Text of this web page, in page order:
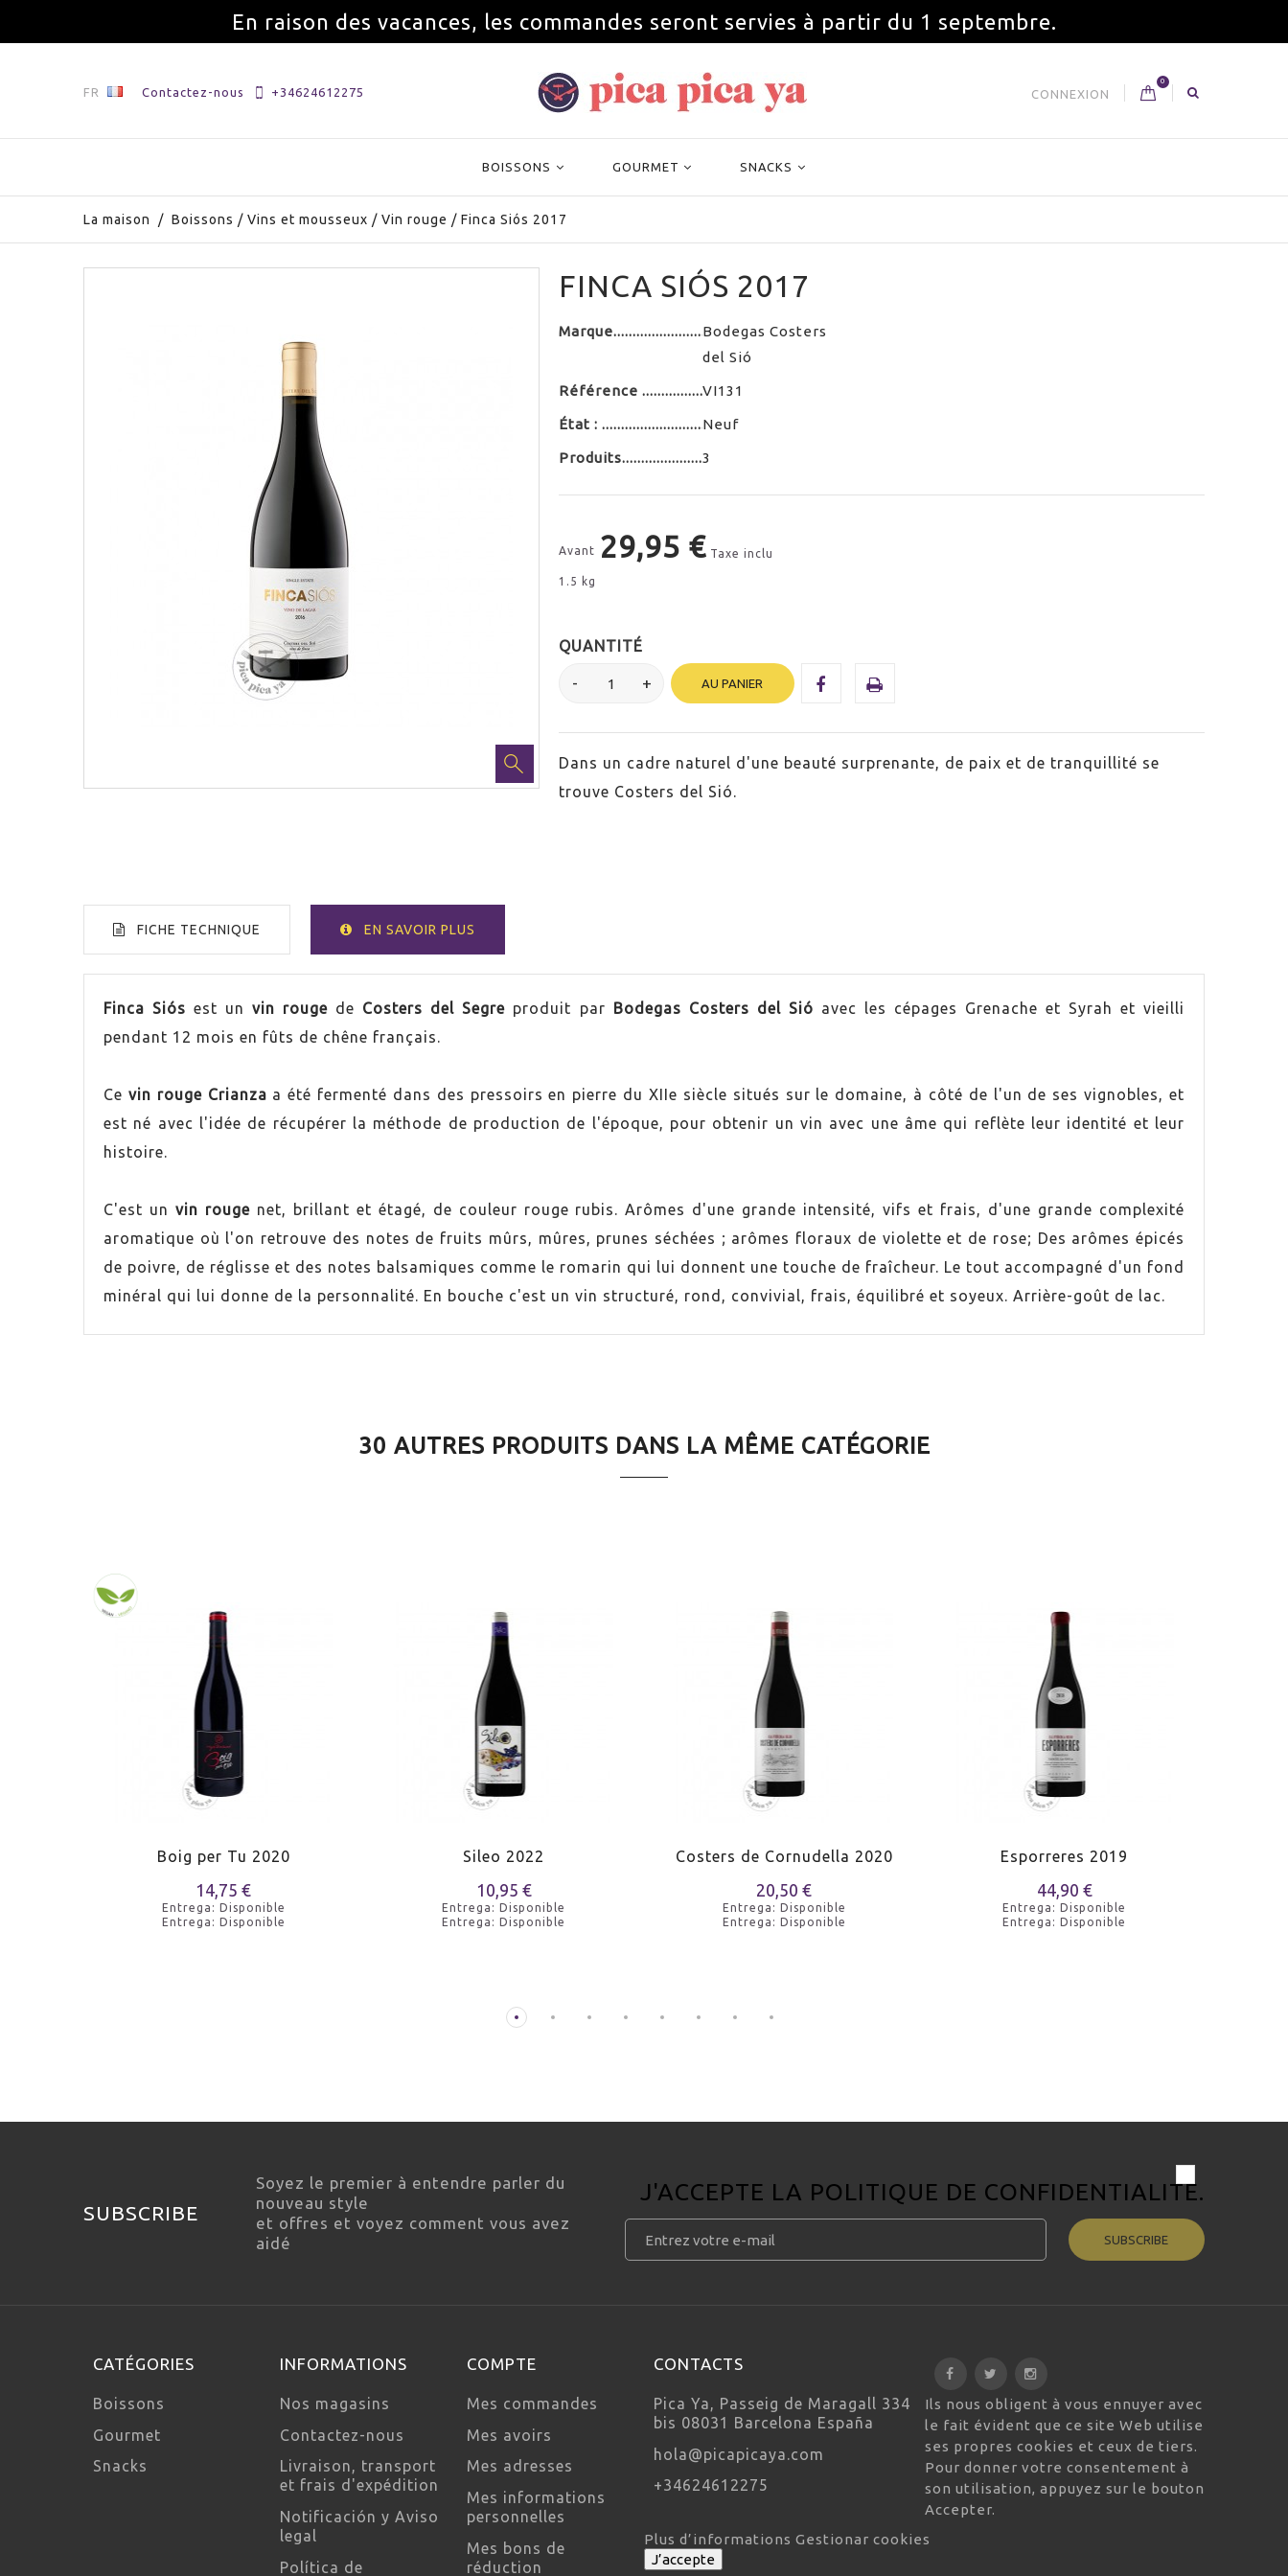
En raison des vacances, les commandes seront servies à partir du 1 septembre.
FR Contactez-nous +34624612275
0
CONNEXION
BOISSONS GOURMET SNACKS
La maison / Boissons / Vins et mousseux / Vin rouge / Finca Siós 2017
FINCA SIÓS 2017
Marque
Bodegas Costers
del Sió
Référence VI131
État : Neuf
Produits 3
Avant 29,95 € Taxe inclu
1.5 kg
QUANTITÉ
AU PANIER
Dans un cadre naturel d'une beauté surprenante, de paix et de tranquillité se
trouve Costers del Sió.
FICHE TECHNIQUE EN SAVOIR PLUS
VOLUMEN 75cl
GRADUACIÓN 14,0%
UVA
AÑADA 2017
ORIGEN Costers del Segre
PEÑIN
Finca Siós est unvin rouge de Costers del Segre produit par Bodegas Costers del Sió avec les cépages Grenache et Syrah et vieilli
pendant 12 mois en fûts de chêne français.
Ce vin rouge Crianza a été fermenté dans des pressoirs en pierre du XIIe siècle situés sur le domaine, à côté de l'un de ses vignobles, et
est né avec l'idée de récupérer la méthode de production de l'époque, pour obtenir un vin avec une âme qui reflète leur identité et leur
histoire.
C'est un vin rougenet, brillant et étagé, de couleur rouge rubis. Arômes d'une grande intensité, vifs et frais, d'une grande complexité
aromatique où l'on retrouve des notes de fruits mûrs, mûres, prunes séchées ; arômes floraux de violette et de rose; Des arômes épicés
de poivre, de réglisse et des notes balsamiques comme le romarin qui lui donnent une touche de fraîcheur. Le tout accompagné d'un fond
minéral qui lui donne de la personnalité. En bouche c'est un vin structuré, rond, convivial, frais, équilibré et soyeux. Arrière-goût de lac.
30 AUTRES PRODUITS DANS LA MÊME CATÉGORIE
Boig per Tu 2020
14,75 €
Entrega: Disponible
Entrega: Disponible
Sileo 2022
10,95 €
Entrega: Disponible
Entrega: Disponible
Costers de Cornudella 2020
20,50 €
Entrega: Disponible
Entrega: Disponible
Esporreres 2019
44,90 €
Entrega: Disponible
Entrega: Disponible
SUBSCRIBE
Soyez le premier à entendre parler du
nouveau style
et offres et voyez comment vous avez
aidé
J'ACCEPTE LA POLITIQUE DE CONFIDENTIALITÉ.
SUBSCRIBE
CATÉGORIES
Boissons
Gourmet
Snacks
INFORMATIONS
Nos magasins
Contactez-nous
Livraison, transport
et frais d'expédition
Notificación y Aviso
legal
Política de
COMPTE
Mes commandes
Mes avoirs
Mes adresses
Mes informations
personnelles
Mes bons de
réduction
CONTACTS
Pica Ya, Passeig de Maragall 334
bis 08031 Barcelona España
hola@picapicaya.com
+34624612275
Ils nous obligent à vous ennuyer avec
le fait évident que ce site Web utilise
ses propres cookies et ceux de tiers.
Pour donner votre consentement à
son utilisation, appuyez sur le bouton
Accepter.
Plus d’informations Gestionar cookies
J’accepte